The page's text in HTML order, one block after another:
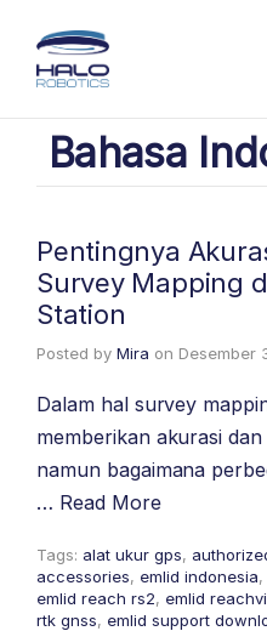
Bahasa
Pentingnya
Survey Mapping
Station
Posted by Mira on Desember
Dalam hal survey
memberikan akurasi
namun bagaimana
… Read More
Tags: alat ukur gps,
accessories, emlid indonesia,
emlid reach rs2, emlid
rtk gnss, emlid support